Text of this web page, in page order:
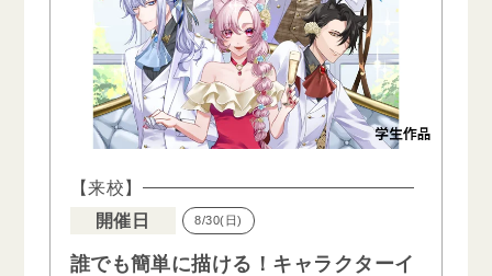
【来校】
開催日
8/30(日)
誰でも簡単に描ける！キャラクターイ